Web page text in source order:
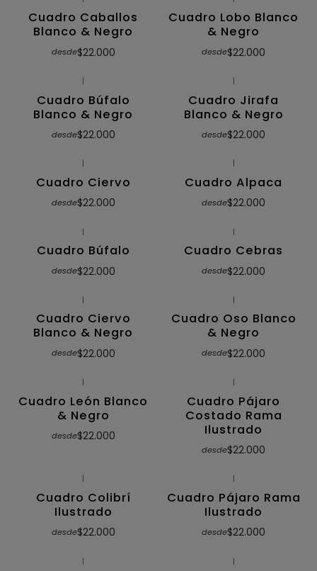
Cuadro Caballos
Blanco & Negro
desde$22.000
Cuadro Lobo Blanco
& Negro
desde$22.000
|
Cuadro Búfalo
Blanco & Negro
desde$22.000
|
Cuadro Jirafa
Blanco & Negro
desde$22.000
|
Cuadro Ciervo
desde$22.000
|
Cuadro Alpaca
desde$22.000
|
Cuadro Búfalo
desde$22.000
|
Cuadro Cebras
desde$22.000
|
Cuadro Ciervo
Blanco & Negro
desde$22.000
|
Cuadro Oso Blanco
& Negro
desde$22.000
|
Cuadro León Blanco
& Negro
desde$22.000
|
Cuadro Pájaro
Costado Rama
Ilustrado
desde$22.000
|
Cuadro Colibrí
Ilustrado
desde$22.000
|
Cuadro Pájaro Rama
Ilustrado
desde$22.000
| |